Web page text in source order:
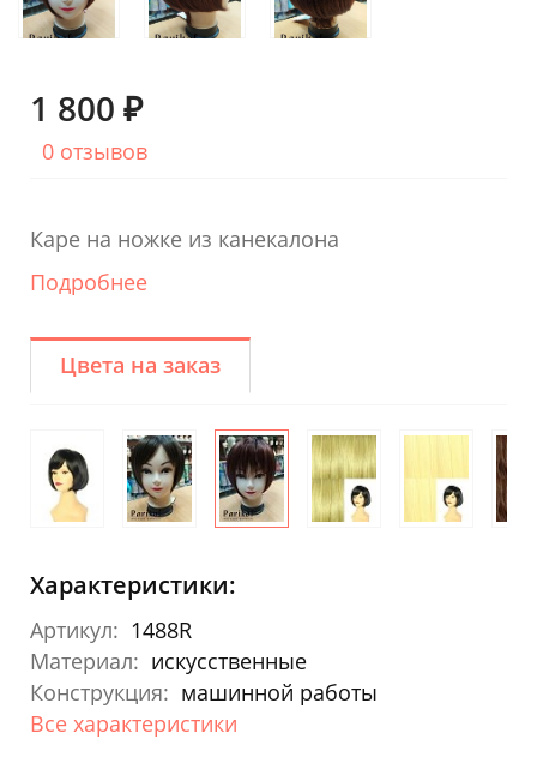
1 800 ₽
0 отзывов
Каре на ножке из канекалона
Подробнее
Цвета на заказ
Характеристики:
Артикул: 1488R
Материал: искусственные
Конструкция: машинной работы
Все характеристики